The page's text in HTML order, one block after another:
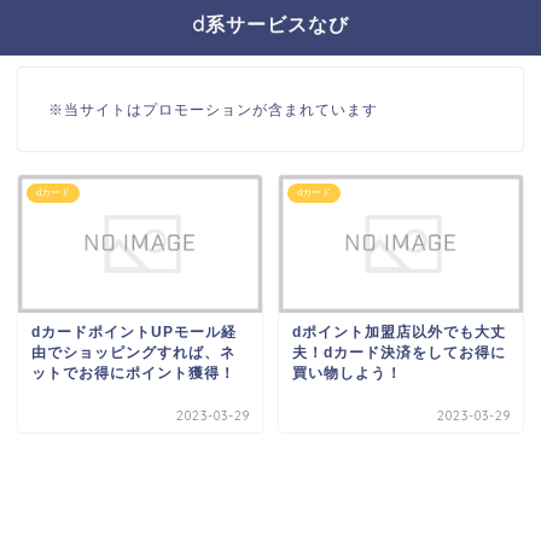
d系サービスなび
※当サイトはプロモーションが含まれています
dカード
dカードポイントUPモール経
由でショッピングすれば、ネ
ットでお得にポイント獲得！
2023-03-29
dカード
dポイント加盟店以外でも大丈
夫！dカード決済をしてお得に
買い物しよう！
2023-03-29